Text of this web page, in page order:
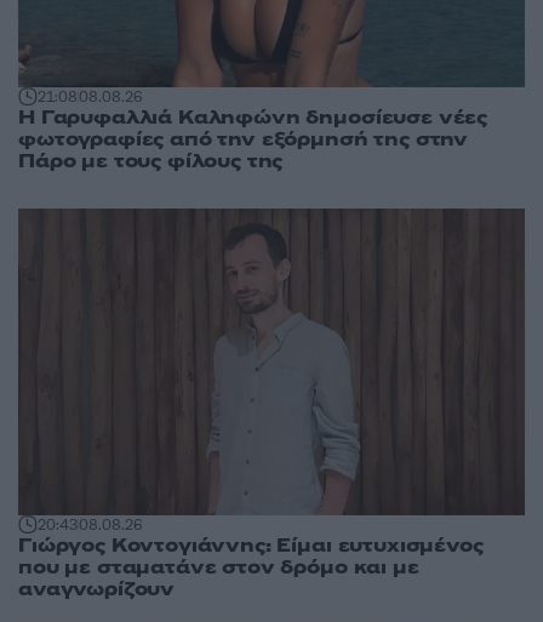
21:0808.08.26
Η Γαρυφαλλιά Καληφώνη δημοσίευσε νέες
φωτογραφίες από την εξόρμησή της στην
Πάρο με τους φίλους της
20:4308.08.26
Γιώργος Κοντογιάννης: Είμαι ευτυχισμένος
που με σταματάνε στον δρόμο και με
αναγνωρίζουν